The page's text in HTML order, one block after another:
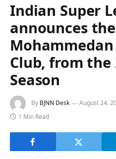
Indian Super
announces
Club, from the
Season
By BJNN Desk August 24,
1 Min Read